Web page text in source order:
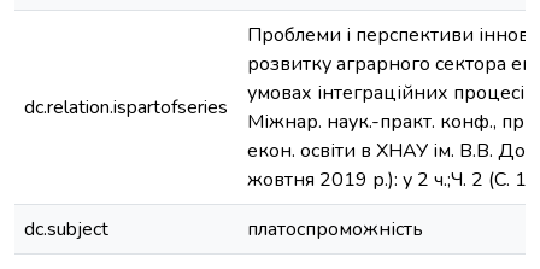
dc.relation.ispartofseries
Проблеми і перспективи
розвитку аграрного сектора
умовах інтеграційних процесів
Міжнар. наук.-практ. конф.,
екон. освіти в ХНАУ ім. В.В.
жовтня 2019 р.): у 2 ч.;Ч. 2 (С.
dc.subject
платоспроможність